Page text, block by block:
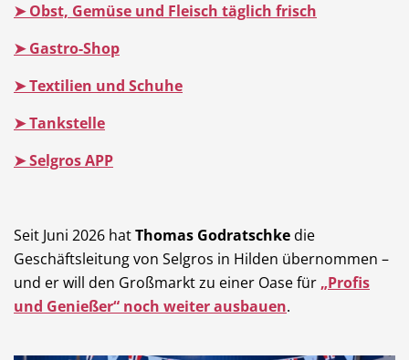
➤ Obst, Gemüse und Fleisch täglich frisch
➤ Gastro-Shop
➤ Textilien und Schuhe
➤ Tankstelle
➤ Selgros APP
Seit Juni 2026 hatThomas Godratschke die
Geschäftsleitung von Selgros in Hilden übernommen –
und er will den Großmarkt zu einer Oase für „Profis
und Genießer“ noch weiter ausbauen.